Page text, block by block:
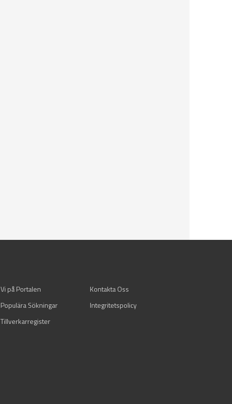
Vi på Portalen
Kontakta Oss
Populära Sökningar
Integritetspolicy
Tillverkarregister